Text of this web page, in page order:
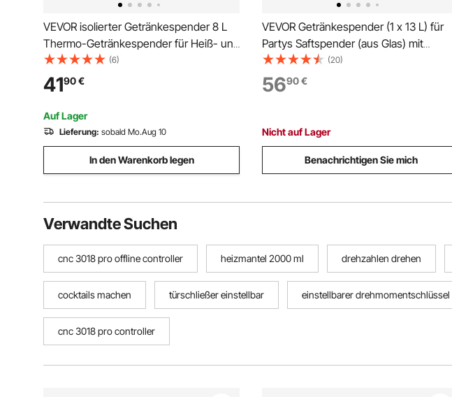
VEVOR isolierter Getränkespender 8 L
Thermo-Getränkespender für Heiß- und
Kaltgetränke mit Zapfhahn,
lebensmittelechter Kühlkrug mit
Innenseite aus 304er-Edelstahl, für Tee
Kaffee Restaurant
(6)
4190€
Auf Lager
Lieferung: sobald Mo.Aug 10
In den Warenkorb legen
VEVOR Getränkespender (1 x 13 L) für
Partys Saftspender (aus Glas) mit
Holzständer & Zapfhahn Wasserspender
für Restaurants Partys, Limonade Eistee
selbstgemachte Getränke Spender
(20)
5690€
Nicht auf Lager
Benachrichtigen Sie mich
Verwandte Suchen
cnc 3018 pro offline controller heizmantel 2000 ml drehzahlen drehen
cocktails machen türschließer einstellbar einstellbarer drehmomentschlüssel
cnc 3018 pro controller